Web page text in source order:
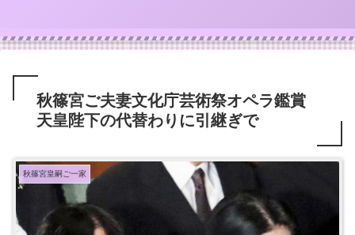
秋篠宮ご夫妻文化庁芸術祭オペラ鑑賞
天皇陛下の代替わりに引継ぎで
秋篠宮皇嗣ご一家